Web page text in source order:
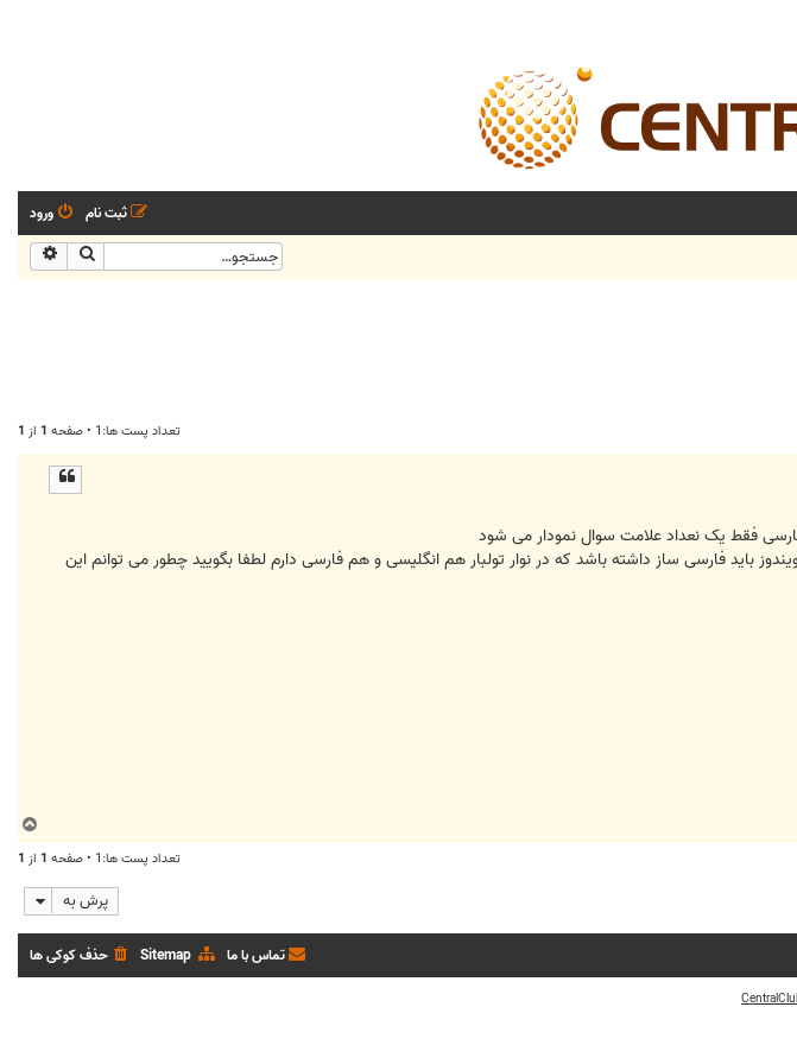
ورود
ثبت نام
جستجو
تعداد پست ها:1 • صفحه 1 از 1
فقط یک نعداد علامت سوال نمودار می شود
باید فارسی ساز داشته باشد که در نوار تولبار هم انگلیسی و هم فارسی دارم لطفا بگویید چطور می توانم این
ا
تعداد پست ها:1 • صفحه 1 از 1
پرش به
حذف کوکی ها Sitemap تماس با ما